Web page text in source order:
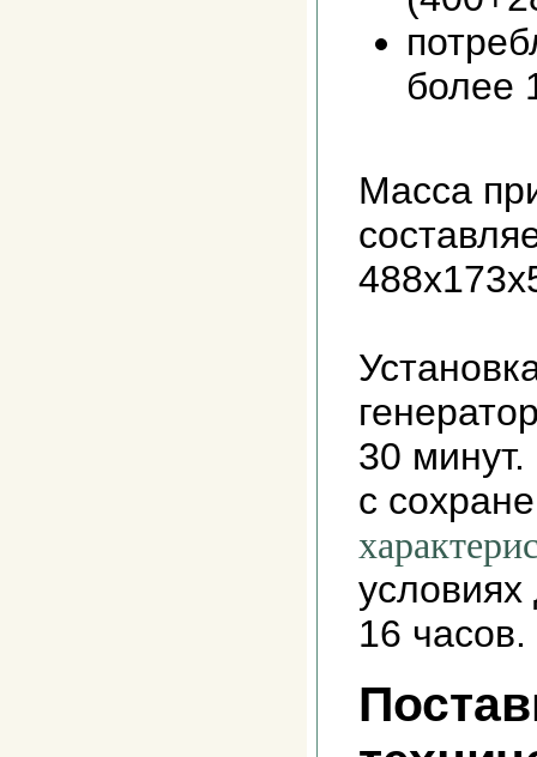
более
Масса
30
с
условиях
16 часов.